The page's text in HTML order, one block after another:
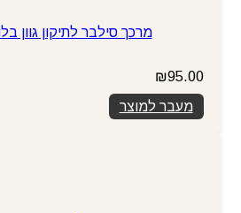
מרכך סילבר לתיקון גוון
₪95.00
מעבר למוצר